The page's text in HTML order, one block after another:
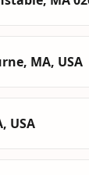
MA, USA
USA